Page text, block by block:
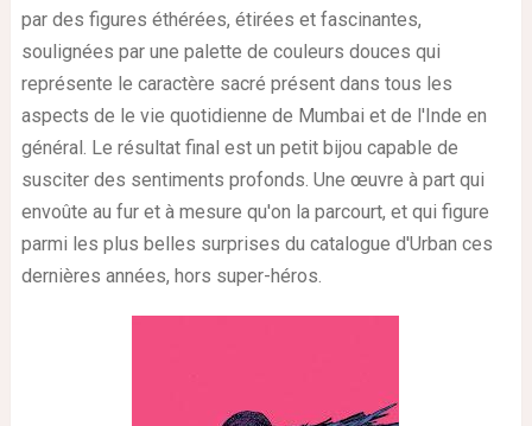
par des figures éthérées, étirées et fascinantes,
soulignées par une palette de couleurs douces qui
représente le caractère sacré présent dans tous les
aspects de le vie quotidienne de Mumbai et de l'Inde en
général. Le résultat final est un petit bijou capable de
susciter des sentiments profonds. Une œuvre à part qui
envoûte au fur et à mesure qu'on la parcourt, et qui figure
parmi les plus belles surprises du catalogue d'Urban ces
dernières années, hors super-héros.